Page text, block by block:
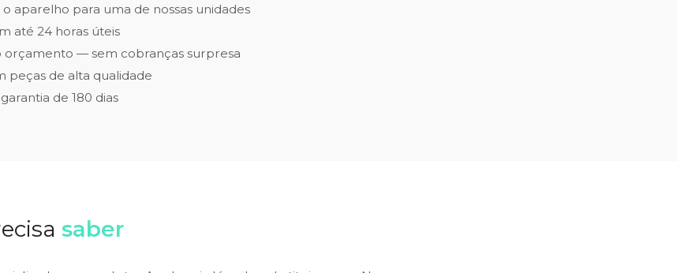
o aparelho para uma de nossas unidades
até 24 horas úteis
orçamento — sem cobranças surpresa
peças de alta qualidade
de 180 dias
saber